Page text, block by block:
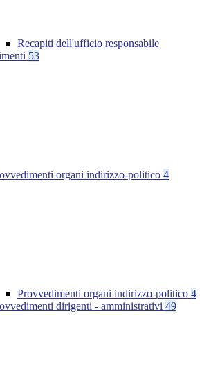
Recapiti dell'ufficio responsabile
53
organi indirizzo-politico 4
Provvedimenti organi indirizzo-politico 4
dirigenti - amministrativi 49